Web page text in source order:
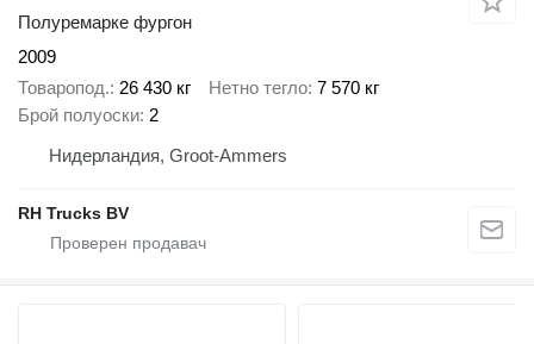
Полуремарке фургон
2009
Товаропод. 26 430 кг Нетно тегло 7 570 кг
Брой полуоски 2
Нидерландия, Groot-Ammers
RH Trucks BV